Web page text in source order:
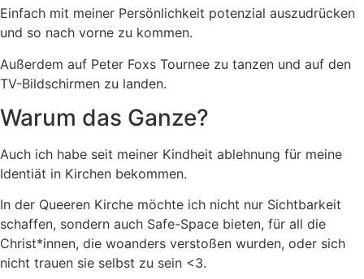
Einfach mit meiner Persönlichkeit potenzial auszudrücken
und so nach vorne zu kommen.
Außerdem auf Peter Foxs Tournee zu tanzen und auf den
TV-Bildschirmen zu landen.
Warum das Ganze?
Auch ich habe seit meiner Kindheit ablehnung für meine
Identiät in Kirchen bekommen.
In der Queeren Kirche möchte ich nicht nur Sichtbarkeit
schaffen, sondern auch Safe-Space bieten, für all die
Christ*innen, die woanders verstoßen wurden, oder sich
nicht trauen sie selbst zu sein <3.